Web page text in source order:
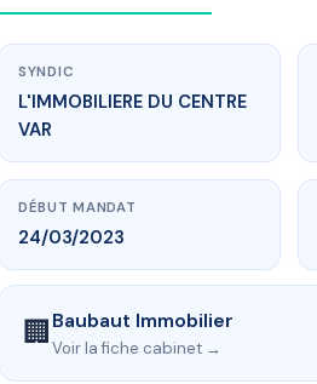
SYNDIC
L'IMMOBILIERE DU CENTRE
VAR
DÉBUT MANDAT
24/03/2023
🏢Baubaut Immobilier
Voir la fiche cabinet →